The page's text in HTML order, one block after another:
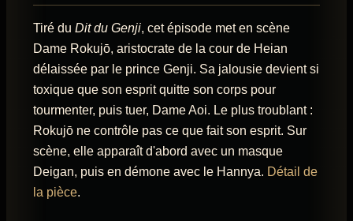
Tiré du Dit du Genji, cet épisode met en scène
Dame Rokujō, aristocrate de la cour de Heian
délaissée par le prince Genji. Sa jalousie devient si
toxique que son esprit quitte son corps pour
tourmenter, puis tuer, Dame Aoi. Le plus troublant :
Rokujō ne contrôle pas ce que fait son esprit. Sur
scène, elle apparaît d'abord avec un masque
Deigan, puis en démone avec le Hannya. Détail de
la pièce.